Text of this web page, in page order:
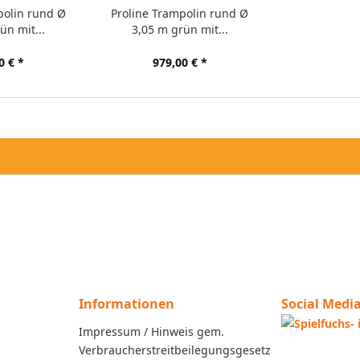
rund Ø
mit...
€ *
Proline Trampolin rund Ø
3,05 m grün mit...
979,00 € *
Informationen
Impressum / Hinweis gem.
Verbraucherstreitbeilegungsgesetz
Social